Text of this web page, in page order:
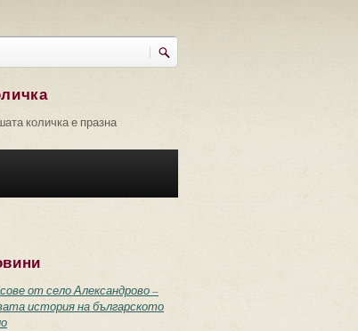
количка е празна
от село Александрово –
история на българското